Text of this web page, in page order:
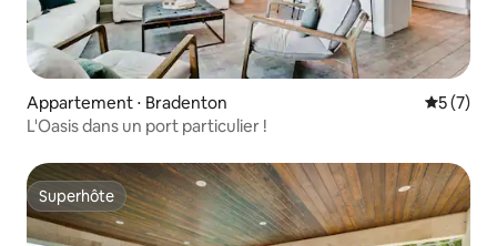
Appartement ⋅ Bradenton
5 (7)
L'Oasis dans un port particulier !
Superhôte
Superhôte